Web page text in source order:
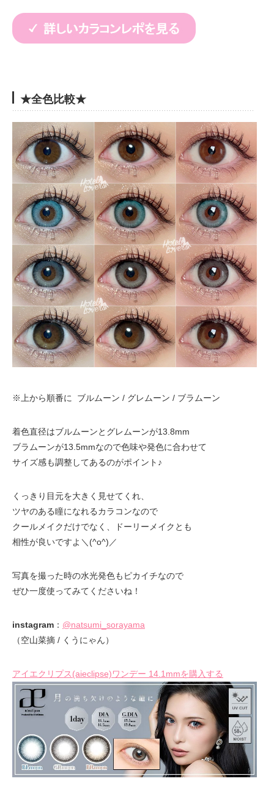
★全色比較★
※上から順番に ブルムーン / グレムーン / ブラムーン
着色直径はブルムーンとグレムーンが13.8mm
ブラムーンが13.5mmなので色味や発色に合わせて
サイズ感も調整してあるのがポイント♪
くっきり目元を大きく見せてくれ、
ツヤのある瞳になれるカラコンなので
クールメイクだけでなく、ドーリーメイクとも
相性が良いですよ＼(^o^)／
写真を撮った時の水光発色もピカイチなので
ぜひ一度使ってみてくださいね！
instagram ： @natsumi_sorayama
（空山菜摘 / くうにゃん）
アイエクリプス(aieclipse)ワンデー 14.1mmを購入する